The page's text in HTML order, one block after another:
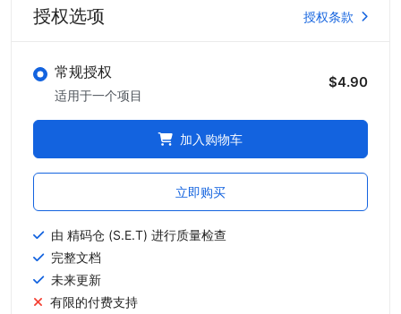
授权选项 授权条款
常规授权
适用于一个项目
$4.90
加入购物车
立即购买
由 精码仓 (S.E.T) 进行质量检查
完整文档
未来更新
有限的付费支持